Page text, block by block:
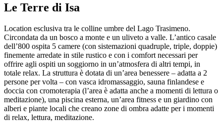
Le Terre di Isa
Location esclusiva tra le colline umbre del Lago Trasimeno.
Circondata da un bosco a monte e un uliveto a valle. L’antico casale
dell’800 ospita 5 camere (con sistemazioni quadruple, triple, doppie)
finemente arredate in stile rustico e con i comfort necessari per
offrire agli ospiti un soggiorno in un’atmosfera di altri tempi, in
totale relax. La struttura è dotata di un’area benessere – adatta a 2
persone per volta – con vasca idromassaggio, sauna finlandese e
doccia con cromoterapia (l’area è adatta anche a momenti di lettura o
meditazione), una piscina esterna, un’area fitness e un giardino con
alberi e piante locali che creano zone di ombra adatte per i momenti
di relax, lettura, meditazione.